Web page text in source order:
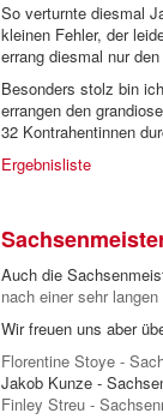
So verturnte diesmal
kleinen Fehler, der
errang diesmal nur
Besonders stolz bin
errangen den
32 Kontrahentinnen
Ergebnisliste
Auch die
nach einer sehr
Wir freuen uns aber
Florentine Stoye -
Jakob Kunze -
Finley Streu -